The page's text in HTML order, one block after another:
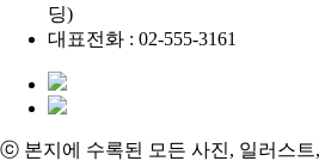
딩)
대표전화 : 02-555-3161
ⓒ 본지에 수록된 모든 사진, 일러스